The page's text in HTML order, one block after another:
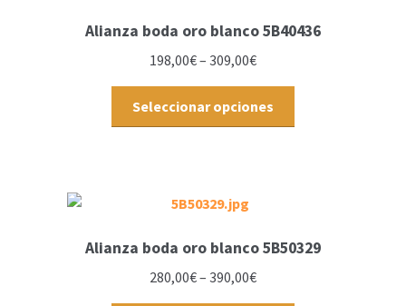
Alianza boda oro blanco 5B40436
198,00€– 309,00€
Seleccionar opciones
Alianza boda oro blanco 5B50329
280,00€– 390,00€